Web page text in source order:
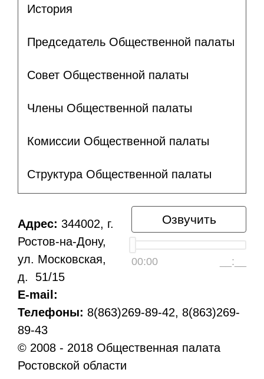
История
Председатель Общественной палаты
Совет Общественной палаты
Члены Общественной палаты
Комиссии Общественной палаты
Структура Общественной палаты
Озвучить
00:00 __:__
Адрес: 344002, г.
Ростов-на-Дону,
ул. Московская,
д. 51/15
E-mail:
Телефоны: 8(863)269-89-42, 8(863)269-
89-43
© 2008 - 2018 Общественная палата
Ростовской области